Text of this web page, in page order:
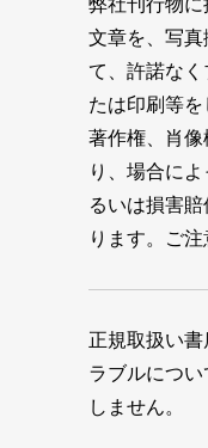
文章を、写
て、許諾なく
たは印刷等
著作権、肖
り、場合に
るいは損害
ります。ご注
正規取扱い
ラブルにつ
しません。